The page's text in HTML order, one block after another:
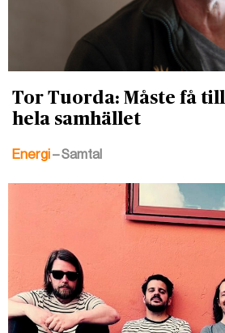
Tor Tuorda: Måste få
hela samhället
Energi– Samtal